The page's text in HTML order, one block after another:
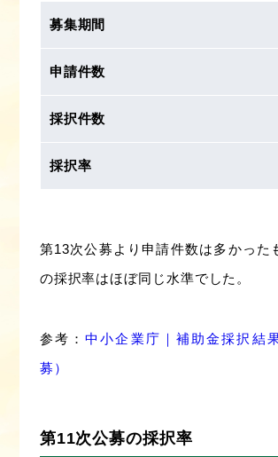
募集期間
申請件数
採択件数
採択率
第13次公募より申請件数は多かった
の採択率はほぼ同じ水準でした。
参考：中小企業庁｜補助金採択結
募）
第11次公募の採択率